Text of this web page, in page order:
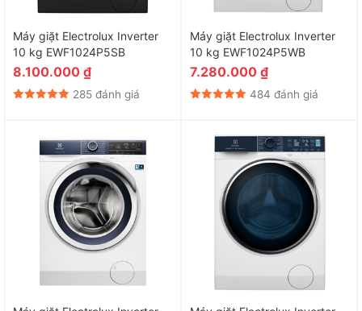
Máy giặt Electrolux Inverter
10 kg EWF1024P5SB
8.100.000 ₫
285 đánh giá
Máy giặt Electrolux Inverter
10 kg EWF1024P5WB
7.280.000 ₫
484 đánh giá